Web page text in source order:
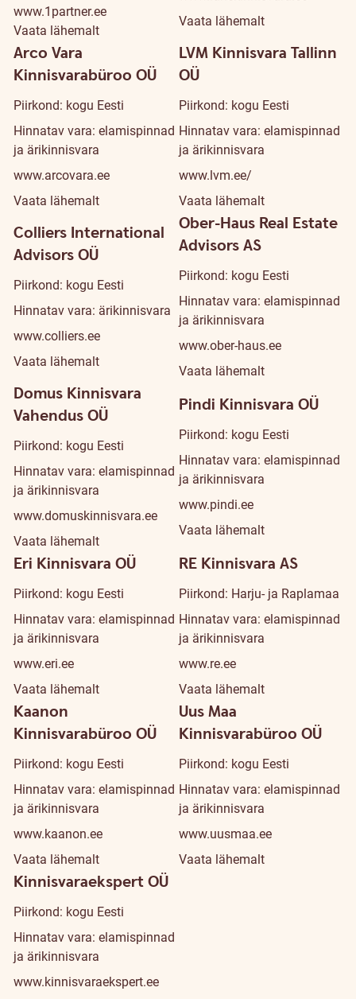
www.1partner.ee
Vaata lähemalt
Vaata lähemalt
Arco Vara
Kinnisvarabüroo OÜ
Piirkond: kogu Eesti
Hinnatav vara: elamispinnad
ja ärikinnisvara
www.arcovara.ee
Vaata lähemalt
LVM Kinnisvara Tallinn
OÜ
Piirkond: kogu Eesti
Hinnatav vara: elamispinnad
ja ärikinnisvara
www.lvm.ee/
Vaata lähemalt
Colliers International
Advisors OÜ
Piirkond: kogu Eesti
Hinnatav vara: ärikinnisvara
www.colliers.ee
Vaata lähemalt
Ober-Haus Real Estate
Advisors AS
Piirkond: kogu Eesti
Hinnatav vara: elamispinnad
ja ärikinnisvara
www.ober-haus.ee
Vaata lähemalt
Domus Kinnisvara
Vahendus OÜ
Piirkond: kogu Eesti
Hinnatav vara: elamispinnad
ja ärikinnisvara
www.domuskinnisvara.ee
Vaata lähemalt
Pindi Kinnisvara OÜ
Piirkond: kogu Eesti
Hinnatav vara: elamispinnad
ja ärikinnisvara
www.pindi.ee
Vaata lähemalt
Eri Kinnisvara OÜ
Piirkond: kogu Eesti
Hinnatav vara: elamispinnad
ja ärikinnisvara
www.eri.ee
Vaata lähemalt
RE Kinnisvara AS
Piirkond: Harju- ja Raplamaa
Hinnatav vara: elamispinnad
ja ärikinnisvara
www.re.ee
Vaata lähemalt
Kaanon
Kinnisvarabüroo OÜ
Piirkond: kogu Eesti
Hinnatav vara: elamispinnad
ja ärikinnisvara
www.kaanon.ee
Vaata lähemalt
Uus Maa
Kinnisvarabüroo OÜ
Piirkond: kogu Eesti
Hinnatav vara: elamispinnad
ja ärikinnisvara
www.uusmaa.ee
Vaata lähemalt
Kinnisvaraekspert OÜ
Piirkond: kogu Eesti
Hinnatav vara: elamispinnad
ja ärikinnisvara
www.kinnisvaraekspert.ee